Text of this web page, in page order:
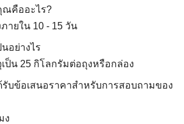
ณคืออะไร?
ายใน 10 - 15 วัน
อย่างไร
เป็น 25 กิโลกรัมต่อถุงหรือกล่อง
รับข้อเสนอราคาสําหรับการสอบถามของ
ง